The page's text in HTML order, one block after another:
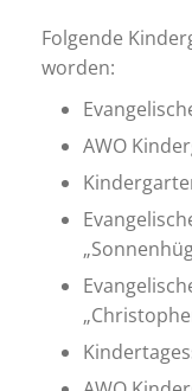
Folgende
worden:
AWO